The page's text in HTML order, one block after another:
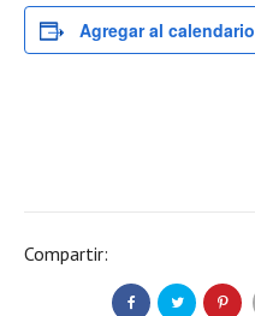
Agregar al calendario
Compartir: